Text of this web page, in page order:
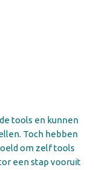
tools en kunnen
Toch hebben
om zelf tools
een stap vooruit